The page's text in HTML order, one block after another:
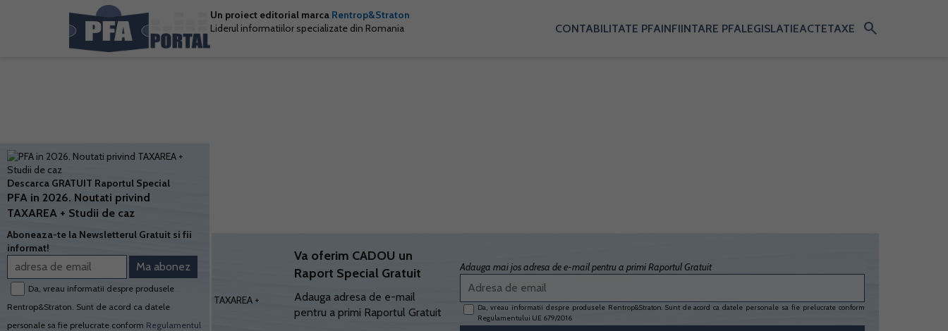
Un proiect editorial marca Rentrop&Straton
Liderul informatiilor specializate din Romania
CONTABILITATE PFAINFIINTARE PFALEGISLATIEACTETAXE search
Va oferim CADOU un
Raport Special Gratuit
Adauga adresa de e-mail
pentru a primi Raportul Gratuit
Adauga mai jos adresa de e-mail pentru a primi Raportul Gratuit
Da, vreau informatii despre produsele Rentrop&Straton. Sunt de acord ca datele personale sa fie prelucrate conform
Regulamentului UE 679/2016
Descarca GRATUIT Raportul Special
PFA in 2026. Noutati privind
TAXAREA + Studii de caz
Aboneaza-te la Newsletterul Gratuit si fii
informat!
Da, vreau informatii despre produsele
Rentrop&Straton. Sunt de acord ca datele
personale sa fie prelucrate conform Regulamentul